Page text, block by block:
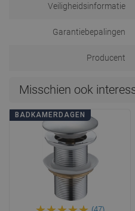
Veiligheidsinformatie
Garantiebepalingen
Producent
Misschien ook
BADKAMERDAGEN